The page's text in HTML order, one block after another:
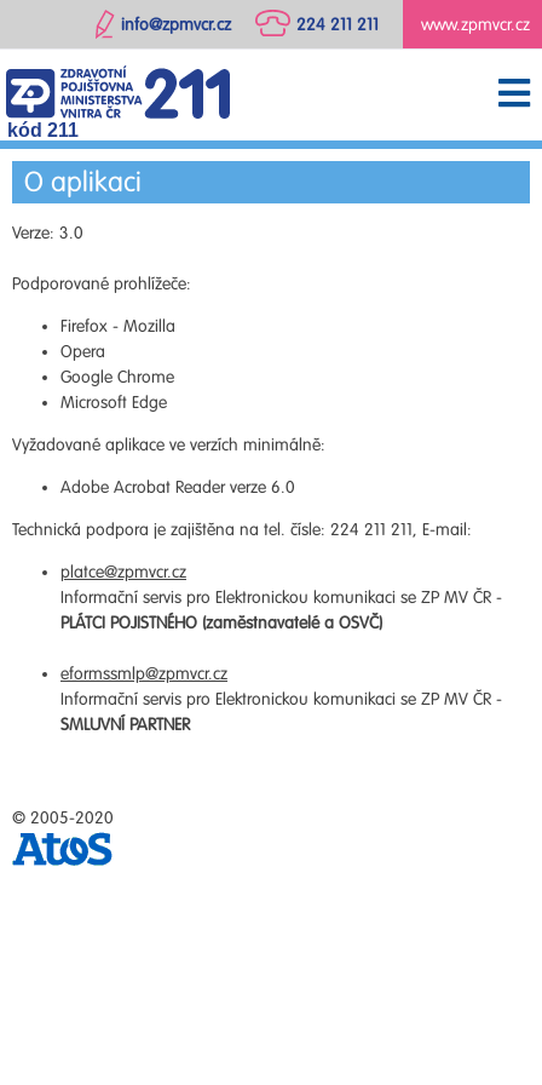
www.zpmvcr.cz
224 211 211
info@zpmvcr.cz
kód 211
O aplikaci
Verze: 3.0
Podporované prohlížeče:
Firefox - Mozilla
Opera
Google Chrome
Microsoft Edge
Vyžadované aplikace ve verzích minimálně:
Adobe Acrobat Reader verze 6.0
Technická podpora je zajištěna na tel. čísle: 224 211 211, E-mail:
platce@zpmvcr.cz
Informační servis pro Elektronickou komunikaci se ZP MV ČR -
PLÁTCI POJISTNÉHO (zaměstnavatelé a OSVČ)
eformssmlp@zpmvcr.cz
Informační servis pro Elektronickou komunikaci se ZP MV ČR -
SMLUVNÍ PARTNER
© 2005-2020